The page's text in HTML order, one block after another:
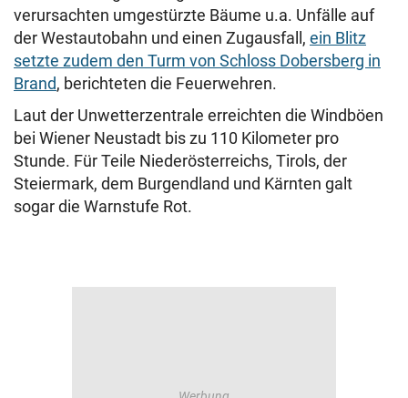
verursachten umgestürzte Bäume u.a. Unfälle auf
der Westautobahn und einen Zugausfall, ein Blitz
setzte zudem den Turm von Schloss Dobersberg in
Brand, berichteten die Feuerwehren.
Laut der Unwetterzentrale erreichten die Windböen
bei Wiener Neustadt bis zu 110 Kilometer pro
Stunde. Für Teile Niederösterreichs, Tirols, der
Steiermark, dem Burgendland und Kärnten galt
sogar die Warnstufe Rot.